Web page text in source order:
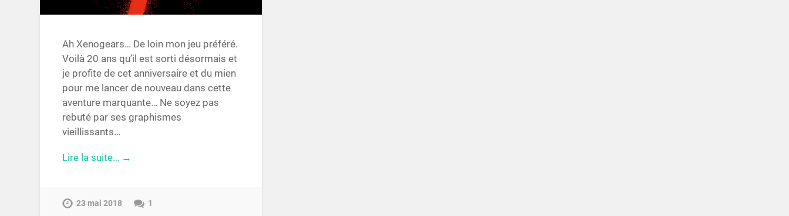
Ah Xenogears… De loin mon jeu préféré.
Voilà 20 ans qu’il est sorti désormais et
je profite de cet anniversaire et du mien
pour me lancer de nouveau dans cette
aventure marquante… Ne soyez pas
rebuté par ses graphismes
vieillissants…
Lire la suite… →
23 mai 2018 1